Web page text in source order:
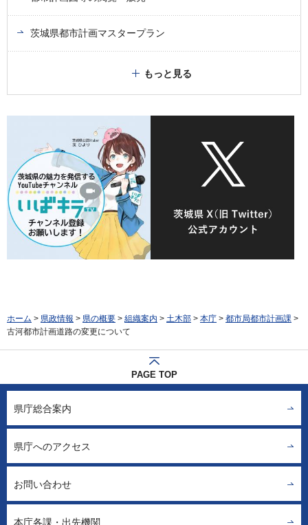
茨城県都市計画マスタープラン
もっと見る
ホーム > 県政情報 > 県の概要 > 組織案内 > 土木部 > 本庁 > 都市局都市計画課 >
古河都市計画道路の変更について
PAGE TOP
県庁総合案内
県庁へのアクセス
お問い合わせ
本庁各課・出先機関